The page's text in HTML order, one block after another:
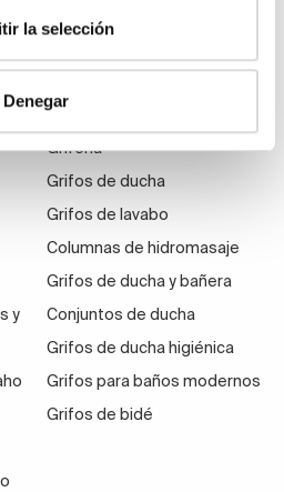
la selección
Denegar
y
Grifería
Grifos de ducha
Grifos de lavabo
Columnas de hidromasaje
Grifos de ducha y bañera
Conjuntos de ducha
Grifos de ducha higiénica
Grifos para baños modernos
Grifos de bidé